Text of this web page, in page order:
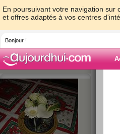
En poursuivant votre navigation sur
et offres adaptés à vos centres
Bonjour !